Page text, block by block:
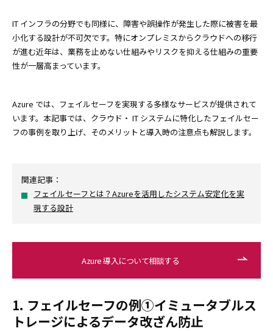
IT インフラの分野でも同様に、障害や誤操作が発生した際に被害を最
小化する設計が不可欠です。特にオンプレミスからクラウドへの移行
が進む近年は、業務を止めない仕組みやリスクを抑える仕組みの重要
性が一層高まっています。
Azure では、フェイルセーフを実現する多様なサービスが提供されて
います。本記事では、クラウド・ IT システムに特化したフェイルセー
フの事例を取り上げ、そのメリットと導入時の注意点も解説します。
関連記事：
フェイルセーフとは？Azureを活用したシステム安定化を実
現する設計
Azure 導入について相談する
1. フェイルセーフの例①イミュータブルス
トレージによるデータ改ざん防止